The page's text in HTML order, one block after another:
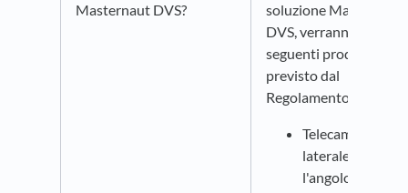
Masternaut DVS?
soluzione Masternaut
DVS, verranno
seguenti prodotti,
previsto dal
Regolamento TFL;
Telecamera
laterale per
l'angolo cieco,